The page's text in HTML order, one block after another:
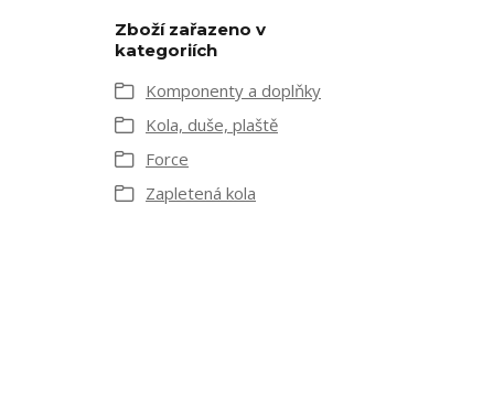
Zboží zařazeno v
kategoriích
Komponenty a doplňky
Kola, duše, plaště
Force
Zapletená kola